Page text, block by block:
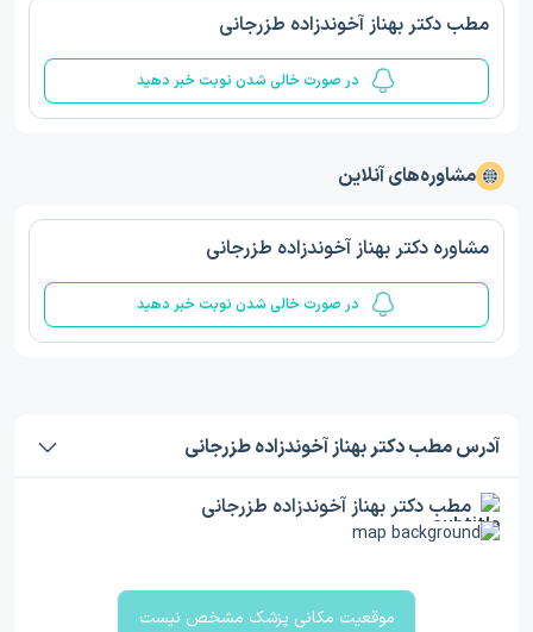
مطب دکتر بهناز آخوندزاده طزرجانی
در صورت خالی شدن نوبت خبر دهید
مشاوره‌های آنلاین
مشاوره دکتر بهناز آخوندزاده طزرجانی
در صورت خالی شدن نوبت خبر دهید
آدرس مطب دکتر بهناز آخوندزاده طزرجانی
مطب دکتر بهناز آخوندزاده طزرجانی
موقعیت مکانی پزشک مشخص نیست